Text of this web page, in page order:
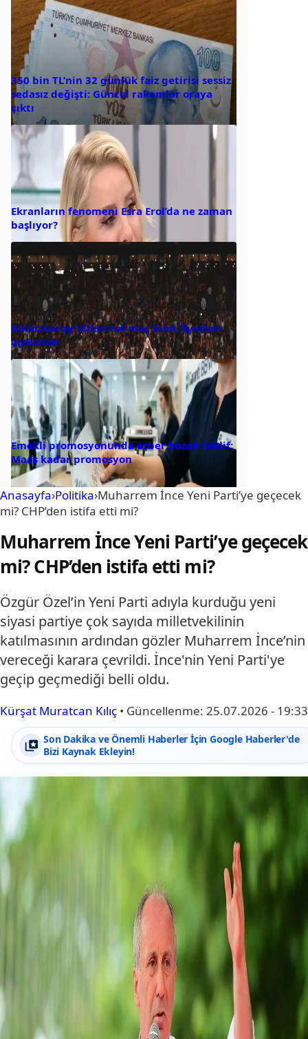
350 bin TL’nin 32 günlük faiz getirisi sessiz
sedasız değişti: Güncel rakamlar oraya
çıktı
Ekranların fenomeni Esra Erol’da ne zaman
başlıyor?
Galatasaray Villarreal maç bilet fiyatları
açıklandı
Emekli promosyonunda ezber bozan teklif:
Maaş kadar promosyon
Anasayfa›Politika›Muharrem İnce Yeni Parti’ye geçecek
mi? CHP’den istifa etti mi?
Muharrem İnce Yeni Parti’ye geçecek
mi? CHP’den istifa etti mi?
Özgür Özel’in Yeni Parti adıyla kurduğu yeni
siyasi partiye çok sayıda milletvekilinin
katılmasının ardından gözler Muharrem İnce’nin
vereceği karara çevrildi. İnce'nin Yeni Parti'ye
geçip geçmediği belli oldu.
Kürşat Muratcan Kılıç • Güncellenme: 25.07.2026 - 19:33
Son Dakika ve Önemli Haberler İçin Google Haberler'de
Bizi Kaynak Ekleyin!